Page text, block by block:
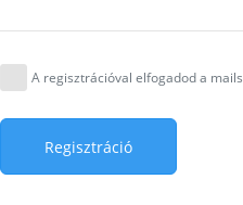
A regisztrációval elfogadod a
Regisztráció